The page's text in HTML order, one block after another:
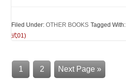
Filed Under:OTHER BOOKS Tagged With:
式01)
1 2 Next Page »